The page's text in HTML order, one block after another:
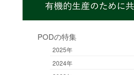
PODの特集
2025年
2024年